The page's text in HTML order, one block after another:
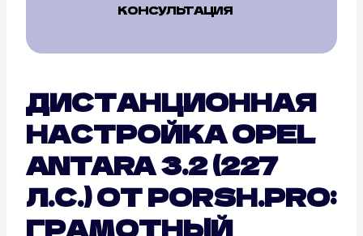
КОНСУЛЬТАЦИЯ
ДИСТАНЦИОННАЯ
НАСТРОЙКА OPEL
ANTARA 3.2 (227
Л.С.) ОТ PORSH.PRO:
ГРАМОТНЫЙ